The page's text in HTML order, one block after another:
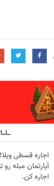
اجاره‌ قسطی ویلا!
اجاره کن.